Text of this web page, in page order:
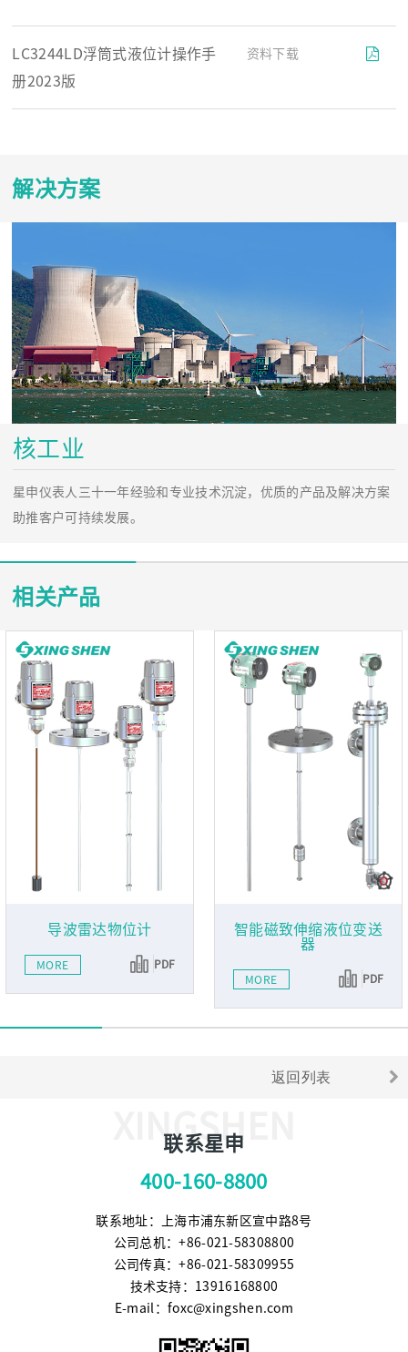
LC3244LD浮筒式液位计操作手
册2023版
资料下载
解决方案
核工业
星申仪表人三十一年经验和专业技术沉淀，优质的产品及解决方案
助推客户可持续发展。
相关产品
导波雷达物位计
MORE PDF
智能磁致伸缩液位变送
器
MORE PDF
返回列表
XINGSHEN
联系星申
400-160-8800
联系地址：上海市浦东新区宣中路8号
公司总机：+86-021-58308800
公司传真：+86-021-58309955
技术支持：13916168800
E-mail：foxc@xingshen.com